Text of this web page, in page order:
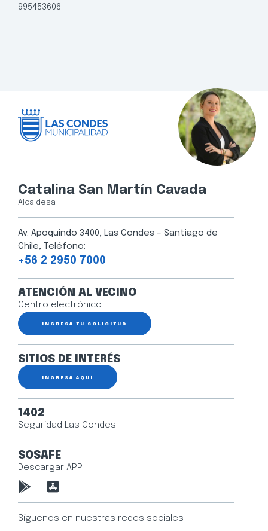
995453606
Catalina San Martín Cavada
Alcaldesa
Av. Apoquindo 3400, Las Condes – Santiago de
Chile, Teléfono:
+56 2 2950 7000
ATENCIÓN AL VECINO
Centro electrónico
INGRESA TU SOLICITUD
SITIOS DE INTERÉS
INGRESA AQUÍ
1402
Seguridad Las Condes
SOSAFE
Descargar APP
Síguenos en nuestras redes sociales